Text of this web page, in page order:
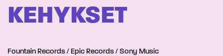
KEHYKSET
Fountain Records / Epic Records / Sony Music